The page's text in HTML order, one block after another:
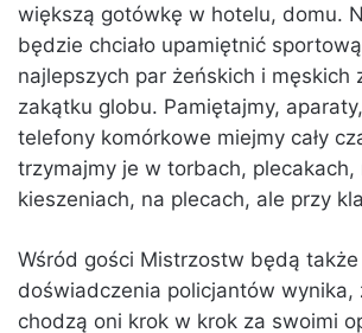
większą gotówkę w hotelu, domu.
będzie chciało upamiętnić
najlepszych par żeńskich i męskich
zakątku globu. Pamiętajmy,
telefony komórkowe miejmy cały
trzymajmy je w torbach, plecakach,
kieszeniach, na plecach, ale przy
Wśród gości Mistrzostw będą także
doświadczenia policjantów wynika,
chodzą oni krok w krok za swoimi